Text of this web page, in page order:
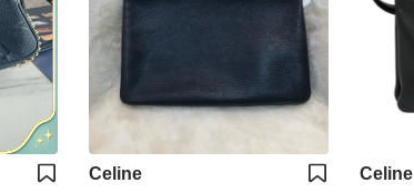
Celine Celine